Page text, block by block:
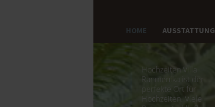
HOME AUSSTATTUNG
Hochzeiten Villa
Ranmenika ist der
perfekte Ort für
Hochzeiten. Viele